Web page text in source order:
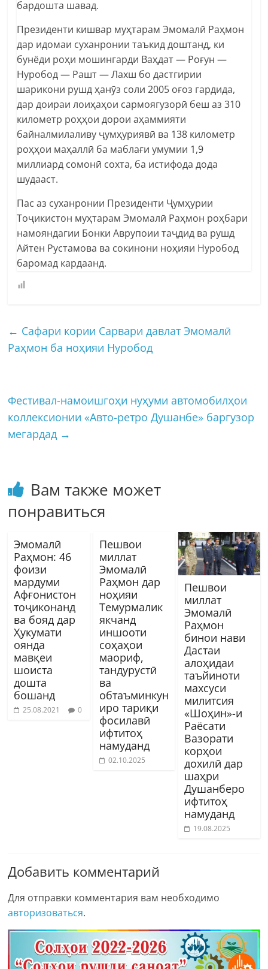
бардошта шавад.
Президенти кишвар муҳтарам Эмомалӣ Раҳмон
дар идомаи суханронии таъкид доштанд, ки
бунёди роҳи мошингарди Ваҳдат — Роғун —
Нуробод — Рашт — Лахш бо дастгирии
шарикони рушд ҳанӯз соли 2005 оғоз гардида,
дар доираи лоиҳаҳои сармоягузорӣ беш аз 310
километр роҳҳои дорои аҳаммияти
байналмилаливу ҷумҳуриявӣ ва 138 километр
роҳҳои маҳаллӣ ба маблағи умумии 1,9
миллиард сомонӣ сохта, ба истифода дода
шудааст.
Пас аз суханронии Президенти Ҷумҳурии
Тоҷикистон муҳтарам Эмомалӣ Раҳмон роҳбари
намояндагии Бонки Аврупоии таҷдид ва рушд
Айтен Рустамова ва сокинони ноҳияи Нуробод
баромад кардаанд.
← Сафари кории Сарвари давлат Эмомалӣ
Раҳмон ба ноҳияи Нуробод
Фестивал-намоишгоҳи нуҳуми автомобилҳои
коллексионии «Авто-ретро Душанбе» баргузор
мегардад →
Вам также может
понравиться
Эмомалӣ
Раҳмон: 46
фоизи
мардуми
Афғонистон
тоҷиконанд
ва бояд дар
Ҳукумати
оянда
мавқеи
шоиста
дошта
бошанд
25.08.2021 0
Пешвои
миллат
Эмомалӣ
Раҳмон дар
ноҳияи
Темурмалик
якчанд
иншооти
соҳаҳои
маориф,
тандурустӣ
ва
обтаъминкун
иро тариқи
фосилавӣ
ифтитоҳ
намуданд
02.10.2025
Пешвои
миллат
Эмомалӣ
Раҳмон
бинои нави
Дастаи
алоҳидаи
таъйиноти
махсуси
милитсия
«Шоҳин»-и
Раёсати
Вазорати
корҳои
дохилӣ дар
шаҳри
Душанберо
ифтитоҳ
намуданд
19.08.2025
Добавить комментарий
Для отправки комментария вам необходимо
авторизоваться.